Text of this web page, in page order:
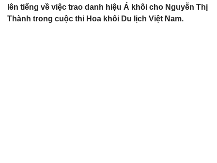
lên tiếng về việc trao danh hiệu Á khôi cho Nguyễn Thị
Thành trong cuộc thi Hoa khôi Du lịch Việt Nam.